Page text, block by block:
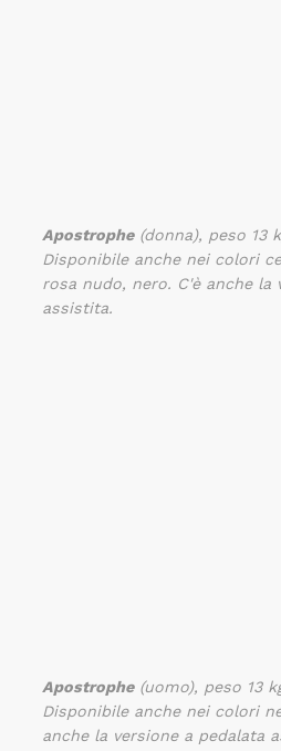
Apostrophe(donna), peso 13
Disponibile anche nei colori
rosa nudo, nero. C'è anche la
assistita.
Apostrophe(uomo), peso 13
Disponibile anche nei colori
anche la versione a pedalata